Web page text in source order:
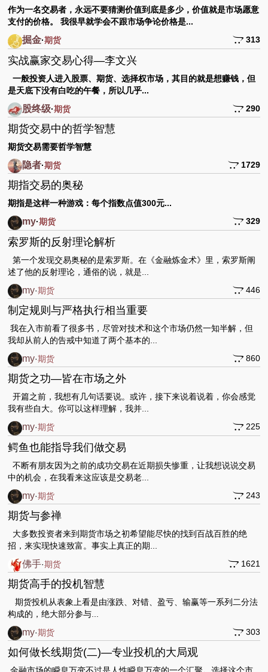
作为一名交易者，永远不要猜测价值到底是多少，价值就是市场愿意
支付的价格。 我很早就学会不跟市场争论价格是...
掘金·期货 313
实战赢家交易心得—李文兴
一般投资人进入股票、期货、选择权市场，其目的就是想赚钱，但
是天底下没有白吃的午餐，所以几乎...
股终级·期货 290
期货交易中的哲学智慧
期货交易需要哲学智慧
隐者·期货 1729
期指交易的奥秘
期指是这样一种游戏：每个指数点值300元...
my·期货 329
索罗斯的反射理论解析
第一个发现交易奥秘的是索罗斯。在《金融炼金术》里，索罗斯阐
述了他的反射理论，通俗的说，就是...
my·期货 446
制定规则与严格执行相当重要
我在入市前看了很多书，尽管对技术和这个市场仍然一知半解，但
我却从前人的告戒中知道了两个基本的...
my·期货 860
期货之功—皆在市场之外
开篇之前，我想有几句话要说。或许，接下来说着说着，你会感觉
我有些自大。你可以这样理解，我并...
my·期货 225
鳄鱼也能指导我们做交易
不断有朋友因为之前的成功交易在近期损失惨重，让我想说说交易
中的机会，在我看来这应该是交易老...
my·期货 243
期货与参禅
大多数投资者来到期货市场之初希望能尽快的找到百战百胜的绝
招，来实现快速致富。事实上真正的期...
佛手·期货 1621
期货高手的投机智慧
期货投机从表象上看是由涨跌、对错、盈亏、输赢等一系列二分法
构成的，绝大部分参与...
my·期货 303
如何做长线期货(二)—专业投机的大局观